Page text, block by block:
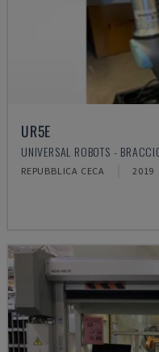
UR5E
UNIVERSAL ROBOTS -
REPUBBLICA CECA 2019